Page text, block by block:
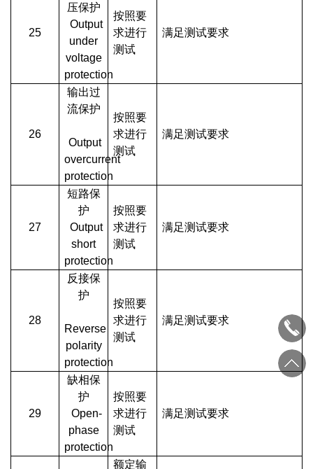
25
压保护
Output
under
voltage
protection
按照要
求进行
测试
满足测试要求
26
输出过
流保护
Output
overcurrent
protection
按照要
求进行
测试
满足测试要求
27
短路保
护
Output
short
protection
按照要
求进行
测试
满足测试要求
28
反接保
护
Reverse
polarity
protection
按照要
求进行
测试
满足测试要求
29
缺相保
护
Open-
phase
protection
按照要
求进行
测试
满足测试要求
额定输